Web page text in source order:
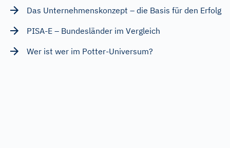
Das Unternehmenskonzept – die Basis für den Erfolg
PISA-E – Bundesländer im Vergleich
Wer ist wer im Potter-Universum?